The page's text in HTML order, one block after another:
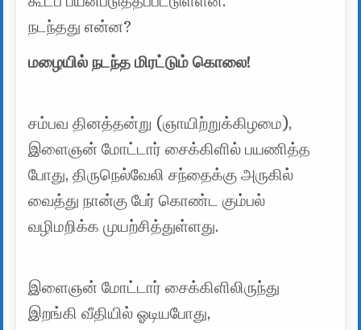
நடந்தது என்ன?
மழையில் நடந்த மிரட்டும் கொலை!
சம்பவ தினத்தன்று (ஞாயிற்றுக்கிழமை),
இளைஞன் மோட்டார் சைக்கிளில் பயணித்த
போது, திருநெல்வேலி சந்தைக்கு அருகில்
வைத்து நான்கு பேர் கொண்ட கும்பல்
வழிமறிக்க முயற்சித்துள்ளது.
இளைஞன் மோட்டார் சைக்கிளிலிருந்து
இறங்கி வீதியில் ஓடியபோது,